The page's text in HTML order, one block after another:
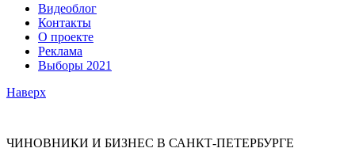
Видеоблог
Контакты
О проекте
Реклама
Выборы 2021
Наверх
ЧИНОВНИКИ И БИЗНЕС В САНКТ-ПЕТЕРБУРГЕ